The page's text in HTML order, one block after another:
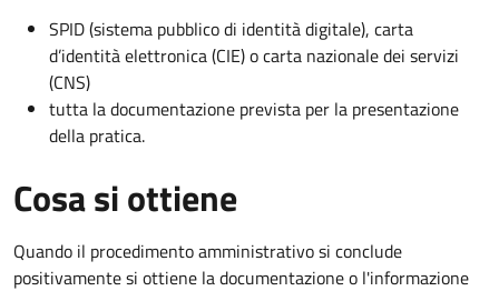
SPID (sistema pubblico di identità digitale), carta
d’identità elettronica (CIE) o carta nazionale dei servizi
(CNS)
tutta la documentazione prevista per la presentazione
della pratica.
Cosa si ottiene
Quando il procedimento amministrativo si conclude
positivamente si ottiene la documentazione o l'informazione